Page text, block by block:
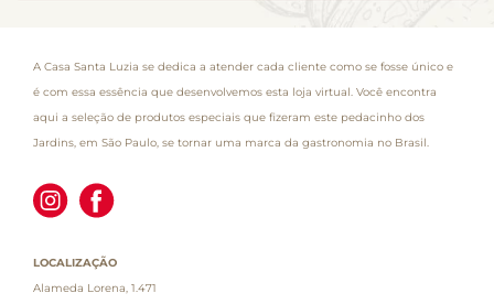
A Casa Santa Luzia se dedica a atender cada cliente como se fosse único e
é com essa essência que desenvolvemos esta loja virtual. Você encontra
aqui a seleção de produtos especiais que fizeram este pedacinho dos
Jardins, em São Paulo, se tornar uma marca da gastronomia no Brasil.
LOCALIZAÇÃO
Alameda Lorena, 1.471